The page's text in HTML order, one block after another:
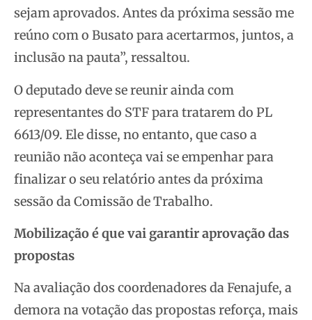
sejam aprovados. Antes da próxima sessão me
reúno com o Busato para acertarmos, juntos, a
inclusão na pauta”, ressaltou.
O deputado deve se reunir ainda com
representantes do STF para tratarem do PL
6613/09. Ele disse, no entanto, que caso a
reunião não aconteça vai se empenhar para
finalizar o seu relatório antes da próxima
sessão da Comissão de Trabalho.
Mobilização é que vai garantir aprovação das
propostas
Na avaliação dos coordenadores da Fenajufe, a
demora na votação das propostas reforça, mais